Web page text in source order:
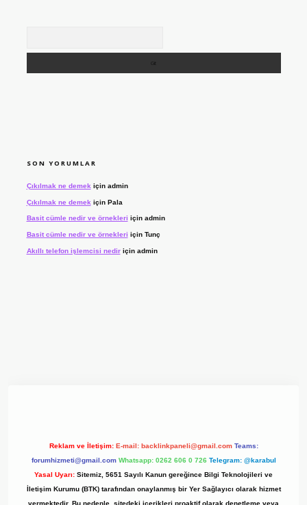
SON YORUMLAR
Çıkılmak ne demek için admin
Çıkılmak ne demek için Pala
Basit cümle nedir ve örnekleri için admin
Basit cümle nedir ve örnekleri için Tunç
Akıllı telefon işlemcisi nediriçin admin
Reklam ve İletişim: E-mail: backlinkpaneli@gmail.com Teams:
forumhizmeti@gmail.com Whatsapp: 0262 606 0 726 Telegram: @karabul
Yasal Uyarı: Sitemiz, 5651 Sayılı Kanun gereğince Bilgi Teknolojileri ve
İletişim Kurumu (BTK) tarafından onaylanmış bir Yer Sağlayıcı olarak hizmet
vermektedir. Bu nedenle, sitedeki içerikleri proaktif olarak denetleme veya